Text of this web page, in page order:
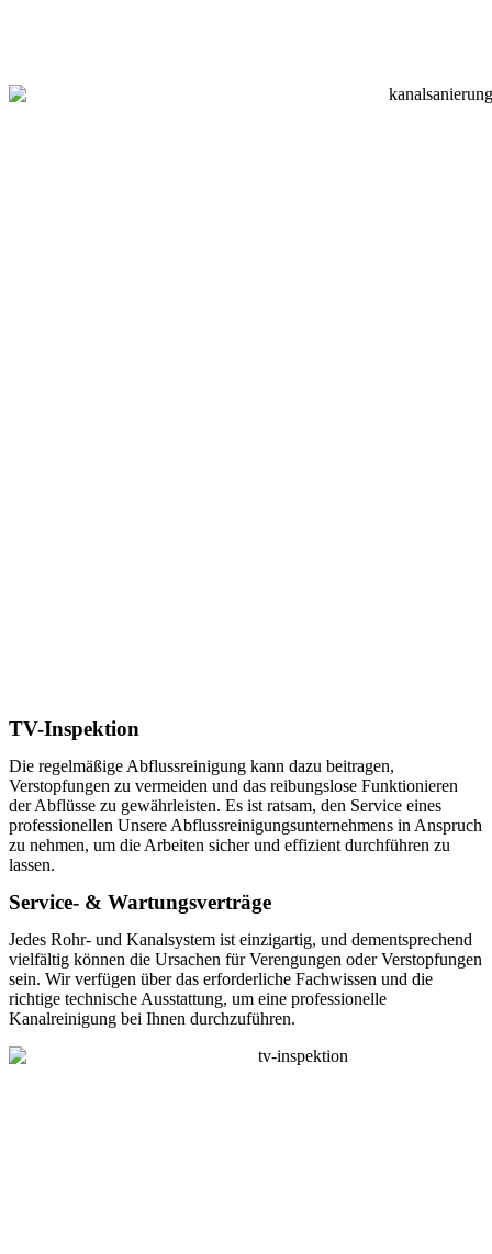
TV-Inspektion
Die regelmäßige Abflussreinigung kann dazu beitragen,
Verstopfungen zu vermeiden und das reibungslose Funktionieren
der Abflüsse zu gewährleisten. Es ist ratsam, den Service eines
professionellen Unsere Abflussreinigungsunternehmens in Anspruch
zu nehmen, um die Arbeiten sicher und effizient durchführen zu
lassen.
Service- & Wartungsverträge
Jedes Rohr- und Kanalsystem ist einzigartig, und dementsprechend
vielfältig können die Ursachen für Verengungen oder Verstopfungen
sein. Wir verfügen über das erforderliche Fachwissen und die
richtige technische Ausstattung, um eine professionelle
Kanalreinigung bei Ihnen durchzuführen.